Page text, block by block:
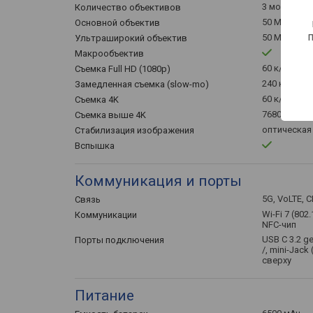
Количество объективов
3 модуля
Основной объектив
50 МП, 1/
Ультраширокий объектив
50 МП, 1/
Макрообъектив
Съемка Full HD (1080p)
60 к/с
Замедленная съемка (slow-mo)
240 к/с /
Съемка 4K
60 к/с
Съемка выше 4K
7680×4320,
Стабилизация изображения
оптическая
Вспышка
Коммуникация и порты
Связь
5G, VoLTE,
Коммуникации
Wi-Fi 7
NFC-чип
Порты подключения
USB C 3.2
/, mini-Jack
сверху
Питание